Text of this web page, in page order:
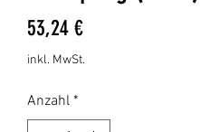
53,24 €Preis
inkl. MwSt.
Anzahl *